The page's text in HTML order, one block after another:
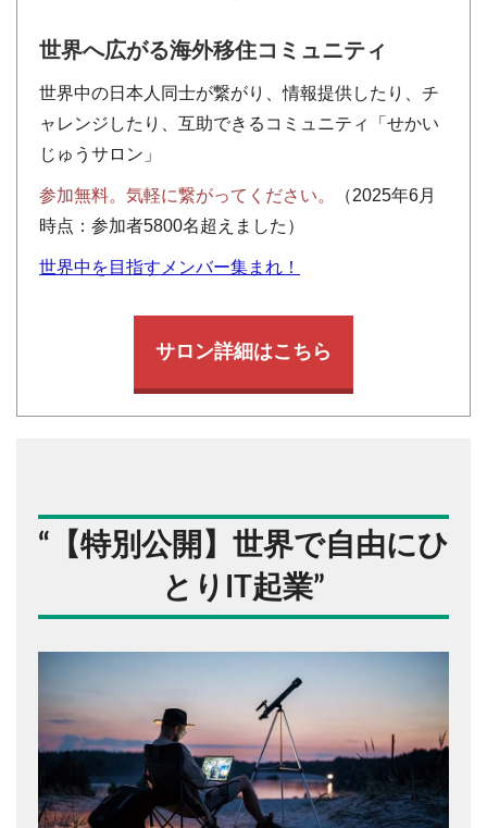
世界へ広がる海外移住コミュニティ
世界中の日本人同士が繋がり、情報提供したり、チ
ャレンジしたり、互助できるコミュニティ「せかい
じゅうサロン」
参加無料。気軽に繋がってください。
（2025年6月
時点：参加者5800名超えました）
世界中を目指すメンバー集まれ！
サロン詳細はこちら
“ 【特別公開】世界で自由にひ
とりIT起業”